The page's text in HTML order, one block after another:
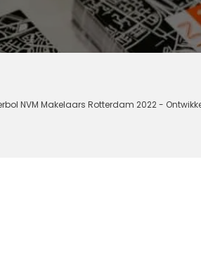
NVM Makelaars Rotterdam 2022 -